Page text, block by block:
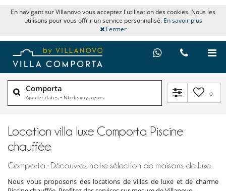
En navigant sur Villanovo vous acceptez l'utilisation des cookies. Nous les
utilisons pour vous offrir un service personnalisé. En savoir plus
Fermer
Comporta
Ajouter dates • Nb de voyageurs 0
Location villa luxe Comporta Piscine
chauffée
Comporta : Découvrez notre sélection de maisons de luxe.
Nous vous proposons des locations de villas de luxe et de charme